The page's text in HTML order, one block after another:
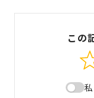
この